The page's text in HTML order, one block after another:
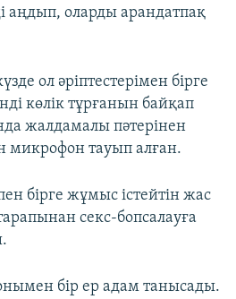
аңдып, оларды арандатпақ
ол әріптестерімен бірге
көлік тұрғанын байқап
жалдамалы пәтерінен
тауып алған.
бірге жұмыс істейтін жас
секс-бопсалауға
бір ер адам танысады.